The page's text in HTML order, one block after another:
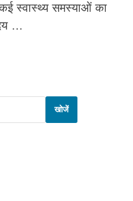
स्वास्थ्य समस्याओं का
…
खोजें